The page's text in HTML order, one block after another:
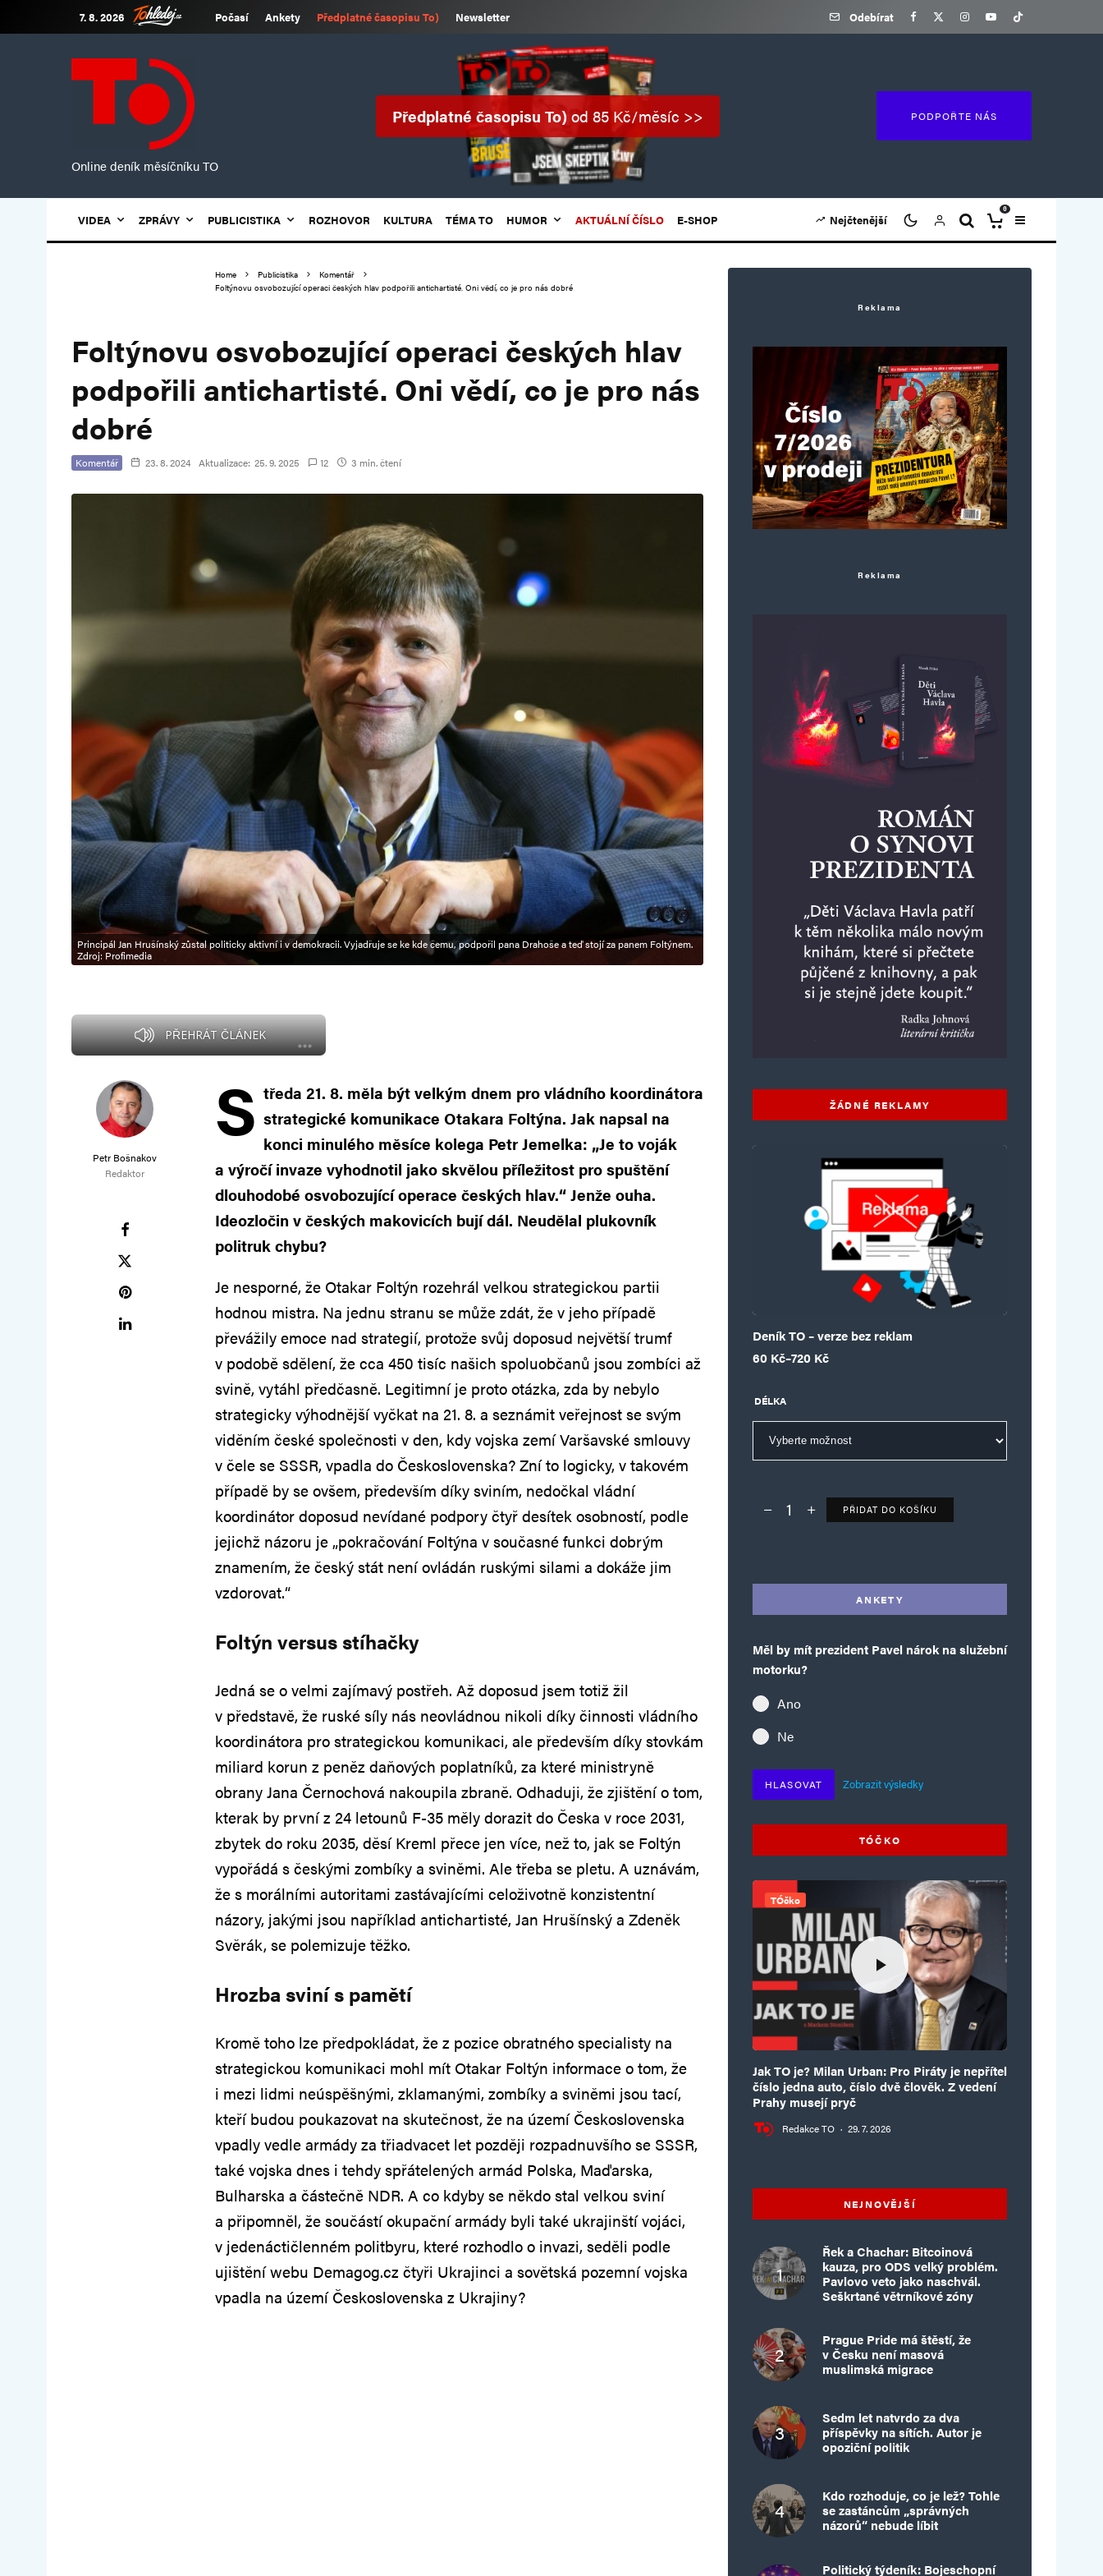
7. 8. 2026 Počasí Ankety Předplatné časopisu To) Newsletter Odebírat
Online deník měsíčníku TO
Předplatné časopisu To)od 85 Kč/měsíc >> PODPOŘTE NÁS
VIDEA ZPRÁVY PUBLICISTIKA ROZHOVOR KULTURA TÉMA TO HUMOR AKTUÁLNÍ ČÍSLO E-SHOP Nejčtenější
0
Home Publicistika
Komentář
Foltýnovu osvobozující operaci českých hlav podpořili antichartisté. Oni vědí, co je pro nás dobré
Foltýnovu osvobozující operaci českých hlav
podpořili antichartisté. Oni vědí, co je pro nás
dobré
Komentář 23. 8. 2024 Aktualizace: 25. 9. 2025 12 3 min. čtení
Principál Jan Hrušínský zůstal politicky aktivní i v demokracii. Vyjadřuje se ke kde čemu, podpořil pana Drahoše a teď stojí za panem Foltýnem.
Zdroj: Profimedia
PŘEHRÁT ČLÁNEK
Petr Bošnakov
Redaktor
S tředa 21. 8. měla být velkým dnem pro vládního koordinátora
strategické komunikace Otakara Foltýna. Jak napsal na
konci minulého měsíce kolega Petr Jemelka: „Je to voják
a výročí invaze vyhodnotil jako skvělou příležitost pro spuštění
dlouhodobé osvobozující operace českých hlav.“ Jenže ouha.
Ideozločin v českých makovicích bují dál. Neudělal plukovník
politruk chybu?
Je nesporné, že Otakar Foltýn rozehrál velkou strategickou partii
hodnou mistra. Na jednu stranu se může zdát, že v jeho případě
převážily emoce nad strategií, protože svůj doposud největší trumf
v podobě sdělení, že cca 450 tisíc našich spoluobčanů jsou zombíci až
svině, vytáhl předčasně. Legitimní je proto otázka, zda by nebylo
strategicky výhodnější vyčkat na 21. 8. a seznámit veřejnost se svým
viděním české společnosti v den, kdy vojska zemí Varšavské smlouvy
v čele se SSSR, vpadla do Československa? Zní to logicky, v takovém
případě by se ovšem, především díky sviním, nedočkal vládní
koordinátor doposud nevídané podpory čtyř desítek osobností, podle
jejichž názoru je „pokračování Foltýna v současné funkci dobrým
znamením, že český stát není ovládán ruskými silami a dokáže jim
vzdorovat.“
Foltýn versus stíhačky
Jedná se o velmi zajímavý postřeh. Až doposud jsem totiž žil
v představě, že ruské síly nás neovládnou nikoli díky činnosti vládního
koordinátora pro strategickou komunikaci, ale především díky stovkám
miliard korun z peněz daňových poplatníků, za které ministryně
obrany Jana Černochová nakoupila zbraně. Odhaduji, že zjištění o tom,
kterak by první z 24 letounů F-35 měly dorazit do Česka v roce 2031,
zbytek do roku 2035, děsí Kreml přece jen více, než to, jak se Foltýn
vypořádá s českými zombíky a sviněmi. Ale třeba se pletu. A uznávám,
že s morálními autoritami zastávajícími celoživotně konzistentní
názory, jakými jsou například antichartisté, Jan Hrušínský a Zdeněk
Svěrák, se polemizuje těžko.
Hrozba sviní s pamětí
Kromě toho lze předpokládat, že z pozice obratného specialisty na
strategickou komunikaci mohl mít Otakar Foltýn informace o tom, že
i mezi lidmi neúspěšnými, zklamanými, zombíky a sviněmi jsou tací,
kteří budou poukazovat na skutečnost, že na území Československa
vpadly vedle armády za třiadvacet let později rozpadnuvšího se SSSR,
také vojska dnes i tehdy spřátelených armád Polska, Maďarska,
Bulharska a částečně NDR. A co kdyby se někdo stal velkou sviní
a připomněl, že součástí okupační armády byli také ukrajinští vojáci,
v jedenáctičlenném politbyru, které rozhodlo o invazi, seděli podle
ujištění webu Demagog.cz čtyři Ukrajinci a sovětská pozemní vojska
vpadla na území Československa z Ukrajiny?
Reklama
Reklama
ŽÁDNÉ REKLAMY
Deník TO – verze bez reklam
60 Kč–720 Kč
Rozpětí cen: 60 Kč až 720 Kč
DÉLKA
Deník TO – verze bez reklam množství
PŘIDAT DO KOŠÍKU
ANKETY
Měl by mít prezident Pavel nárok na služební
motorku?
Ano
Ne
HLASOVAT Zobrazit výsledky
TÓČKO
TÓčko
Jak TO je? Milan Urban: Pro Piráty je nepřítel
číslo jedna auto, číslo dvě člověk. Z vedení
Prahy musejí pryč
Redakce TO · 29. 7. 2026
NEJNOVĚJŠÍ
Řek a Chachar: Bitcoinová
kauza, pro ODS velký problém.
Pavlovo veto jako naschvál.
Seškrtané větrníkové zóny
Prague Pride má štěstí, že
v Česku není masová
muslimská migrace
Sedm let natvrdo za dva
příspěvky na sítích. Autor je
opoziční politik
Kdo rozhoduje, co je lež? Tohle
se zastáncům „správných
názorů“ nebude líbit
Politický týdeník: Bojeschopní